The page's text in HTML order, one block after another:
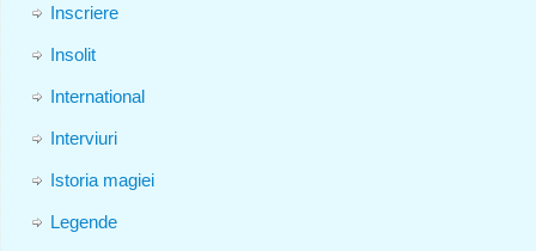
Inscriere
Insolit
International
Interviuri
Istoria magiei
Legende